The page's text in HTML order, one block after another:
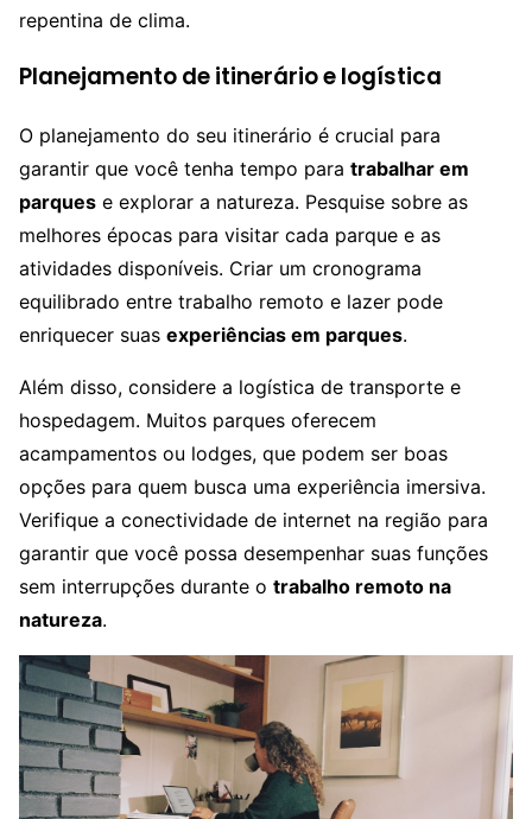
repentina de clima.
Planejamento de itinerário e logística
O planejamento do seu itinerário é crucial para
garantir que você tenha tempo para trabalhar em
parques e explorar a natureza. Pesquise sobre as
melhores épocas para visitar cada parque e as
atividades disponíveis. Criar um cronograma
equilibrado entre trabalho remoto e lazer pode
enriquecer suas experiências em parques.
Além disso, considere a logística de transporte e
hospedagem. Muitos parques oferecem
acampamentos ou lodges, que podem ser boas
opções para quem busca uma experiência imersiva.
Verifique a conectividade de internet na região para
garantir que você possa desempenhar suas funções
sem interrupções durante o trabalho remoto na
natureza.